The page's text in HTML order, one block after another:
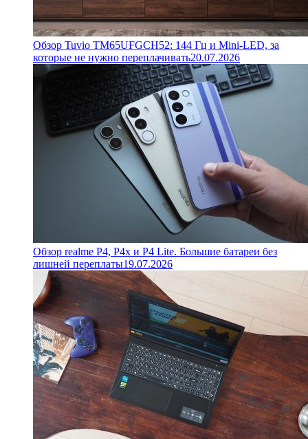
Обзор Tuvio TM65UFGCH52: 144 Гц и Mini-LED, за
которые не нужно переплачивать20.07.2026
Обзор realme P4, P4x и P4 Lite. Большие батареи без
лишней переплаты19.07.2026